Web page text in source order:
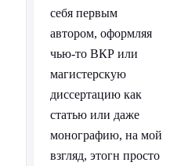
себя первым
автором, оформляя
чью-то ВКР или
магистерскую
диссертацию как
статью или даже
монографию, на мой
взгляд, этогн просто